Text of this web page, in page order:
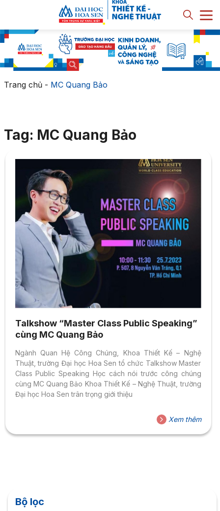
Trang chủ- MC Quang Bảo
Tag: MC Quang Bảo
Talkshow “Master Class Public Speaking”
cùng MC Quang Bảo
Ngành Quan Hệ Công Chúng, Khoa Thiết Kế – Nghệ
Thuật, trường Đại học Hoa Sen tổ chức Talkshow Master
Class Public Speaking Học cách nói trước công chúng
cùng MC Quang Bảo Khoa Thiết Kế – Nghệ Thuật, trường
Đại học Hoa Sen trân trọng giới thiệu
Xem thêm
Bộ lọc